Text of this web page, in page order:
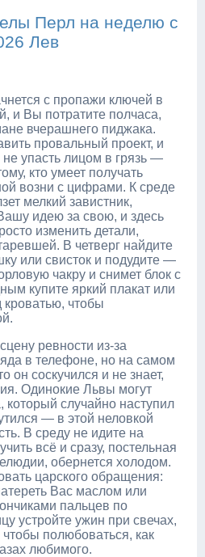
Перл на неделю с
Лев
с пропажи ключей в
и Вы потратите полчаса,
вчерашнего пиджака.
провальный проект, и
упасть лицом в грязь —
кто умеет получать
возни с цифрами. К среде
мелкий завистник,
идею за свою, и здесь
изменить детали,
В четверг найдите
или свисток и подудите —
чакру и снимет блок с
купите яркий плакат или
кроватью, чтобы
ревности из-за
в телефоне, но на самом
он соскучился и не знает,
Одинокие Львы могут
который случайно наступил
— в этой неловкой
В среду не идите на
всё и сразу, постельная
обернется холодом.
царского обращения:
Вас маслом или
пальцев по
устройте ужин при свечах,
полюбоваться, как
любимого.